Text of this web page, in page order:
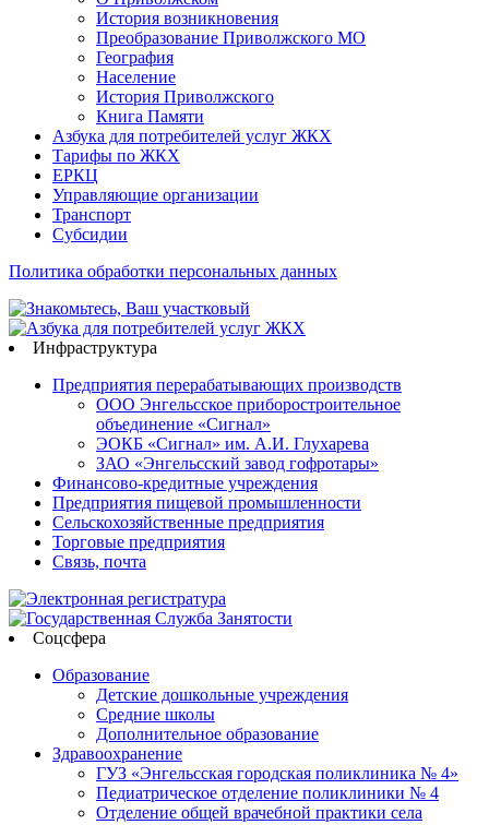
История возникновения
Преобразование Приволжского МО
География
Население
История Приволжского
Книга Памяти
Азбука для потребителей услуг ЖКХ
Тарифы по ЖКХ
ЕРКЦ
Управляющие организации
Транспорт
Субсидии
Политика обработки персональных данных
Инфраструктура
Предприятия перерабатывающих производств
ООО Энгельсское приборостроительное
объединение «Сигнал»
ЭОКБ «Сигнал» им. А.И. Глухарева
ЗАО «Энгельсский завод гофротары»
Финансово-кредитные учреждения
Предприятия пищевой промышленности
Сельскохозяйственные предприятия
Торговые предприятия
Связь, почта
Соцсфера
Образование
Детские дошкольные учреждения
Средние школы
Дополнительное образование
Здравоохранение
ГУЗ «Энгельсская городская поликлиника № 4»
Педиатрическое отделение поликлиники № 4
Отделение общей врачебной практики села